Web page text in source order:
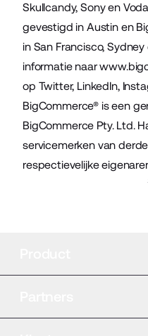
Skullcandy, Sony en
gevestigd in Austin en
in San Francisco,
informatie naar
op Twitter, LinkedIn,
BigCommerce® is een
BigCommerce Pty. Ltd.
servicemerken van
respectievelijke